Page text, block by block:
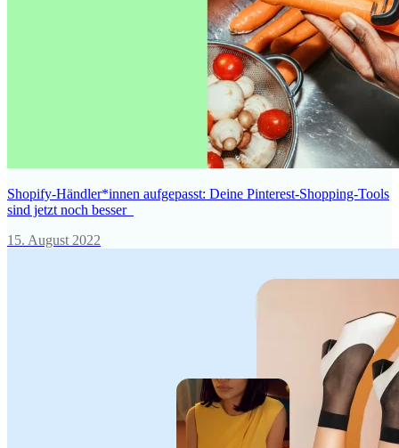
Shopify-Händler*innen aufgepasst: Deine Pinterest-Shopping-Tools
sind jetzt noch besser
15. August 2022